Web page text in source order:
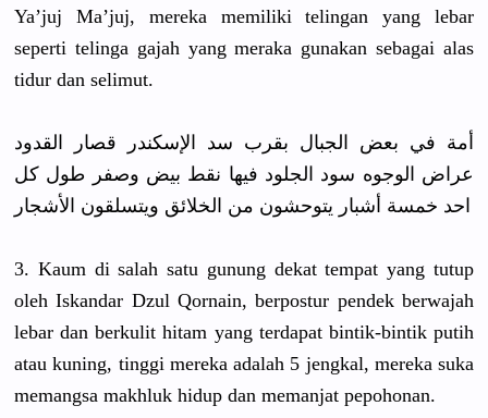
Ya’juj Ma’juj, mereka memiliki telingan yang lebar
seperti telinga gajah yang meraka gunakan sebagai alas
tidur dan selimut.
أمة في بعض الجبال بقرب سد الإسكندر قصار القدود
عراض الوجوه سود الجلود فيها نقط بيض وصفر طول كل
احد خمسة أشبار يتوحشون من الخلائق ويتسلقون الأشجار
3. Kaum di salah satu gunung dekat tempat yang tutup
oleh Iskandar Dzul Qornain, berpostur pendek berwajah
lebar dan berkulit hitam yang terdapat bintik-bintik putih
atau kuning, tinggi mereka adalah 5 jengkal, mereka suka
memangsa makhluk hidup dan memanjat pepohonan.